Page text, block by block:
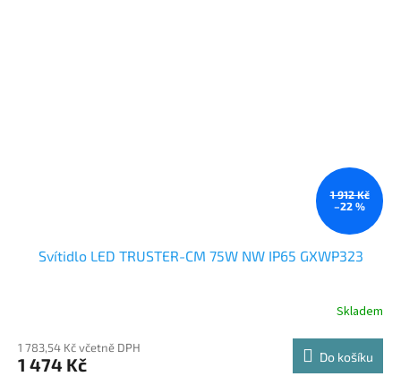
1 912 Kč
–22 %
Svítidlo LED TRUSTER-CM 75W NW IP65 GXWP323
Skladem
1 783,54 Kč včetně DPH
1 474 Kč Do košíku